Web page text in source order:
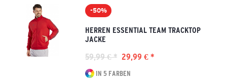
-50%
HERREN ESSENTIAL TEAM TRACKTOP
JACKE
59,99 € * 29,99 € *
IN 5 FARBEN